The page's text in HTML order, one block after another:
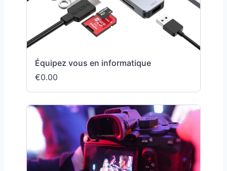
Équipez vous en informatique
€0.00